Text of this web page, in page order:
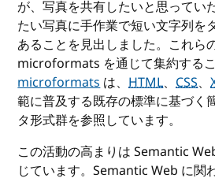
が、写真を共有したいと思ってい
たい写真に手作業で短い文字列を
あることを見出しました。これら
microformats を通じて集約するこ
microformatsは、HTML、CSS、
範に普及する既存の標準に基づく
タ形式群を参照しています。
この活動の高まりは Semantic
じています。Semantic Web に関